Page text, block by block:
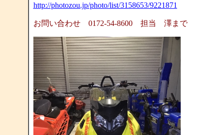
http://photozou.jp/photo/list/3158653/9221871
お問い合わせ 0172-54-8600 担当 澤まで